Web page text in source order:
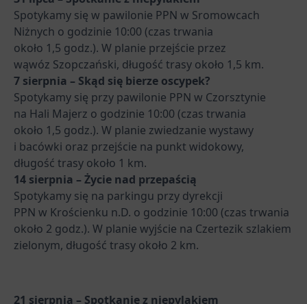
Spotykamy się w pawilonie PPN w Sromowcach
Niżnych o godzinie 10:00 (czas trwania
około 1,5 godz.). W planie przejście przez
wąwóz Szopczański, długość trasy około 1,5 km.
7 sierpnia – Skąd się bierze oscypek?
Spotykamy się przy pawilonie PPN w Czorsztynie
na Hali Majerz o godzinie 10:00 (czas trwania
około 1,5 godz.). W planie zwiedzanie wystawy
i bacówki oraz przejście na punkt widokowy,
długość trasy około 1 km.
14 sierpnia – Życie nad przepaścią
Spotykamy się na parkingu przy dyrekcji
PPN w Krościenku n.D. o godzinie 10:00 (czas trwania
około 2 godz.). W planie wyjście na Czertezik szlakiem
zielonym, długość trasy około 2 km.
21 sierpnia – Spotkanie z niepylakiem